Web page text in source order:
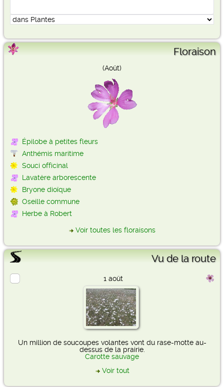
Floraison
(Août)
Épilobe à petites fleurs
Anthémis maritime
Souci officinal
Lavatère arborescente
Bryone dioïque
Oseille commune
Herbe à Robert
Voir toutes les floraisons
Vu de la route
1 août
Un million de soucoupes volantes vont du rase-motte au-
dessus de la prairie.
Carotte sauvage
Voir tout